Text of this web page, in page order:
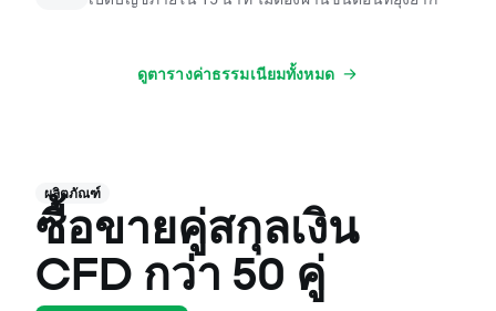
ดูตารางค่าธรรมเนียมทั้งหมด
ผลิตภัณฑ์
ซื้อขายคู่สกุลเงิน
CFD กว่า 50 คู่